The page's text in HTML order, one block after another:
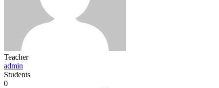
Teacher
admin
Students
0